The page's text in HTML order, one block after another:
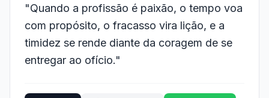
"Quando a profissão é paixão, o tempo voa
com propósito, o fracasso vira lição, e a
timidez se rende diante da coragem de se
entregar ao ofício."